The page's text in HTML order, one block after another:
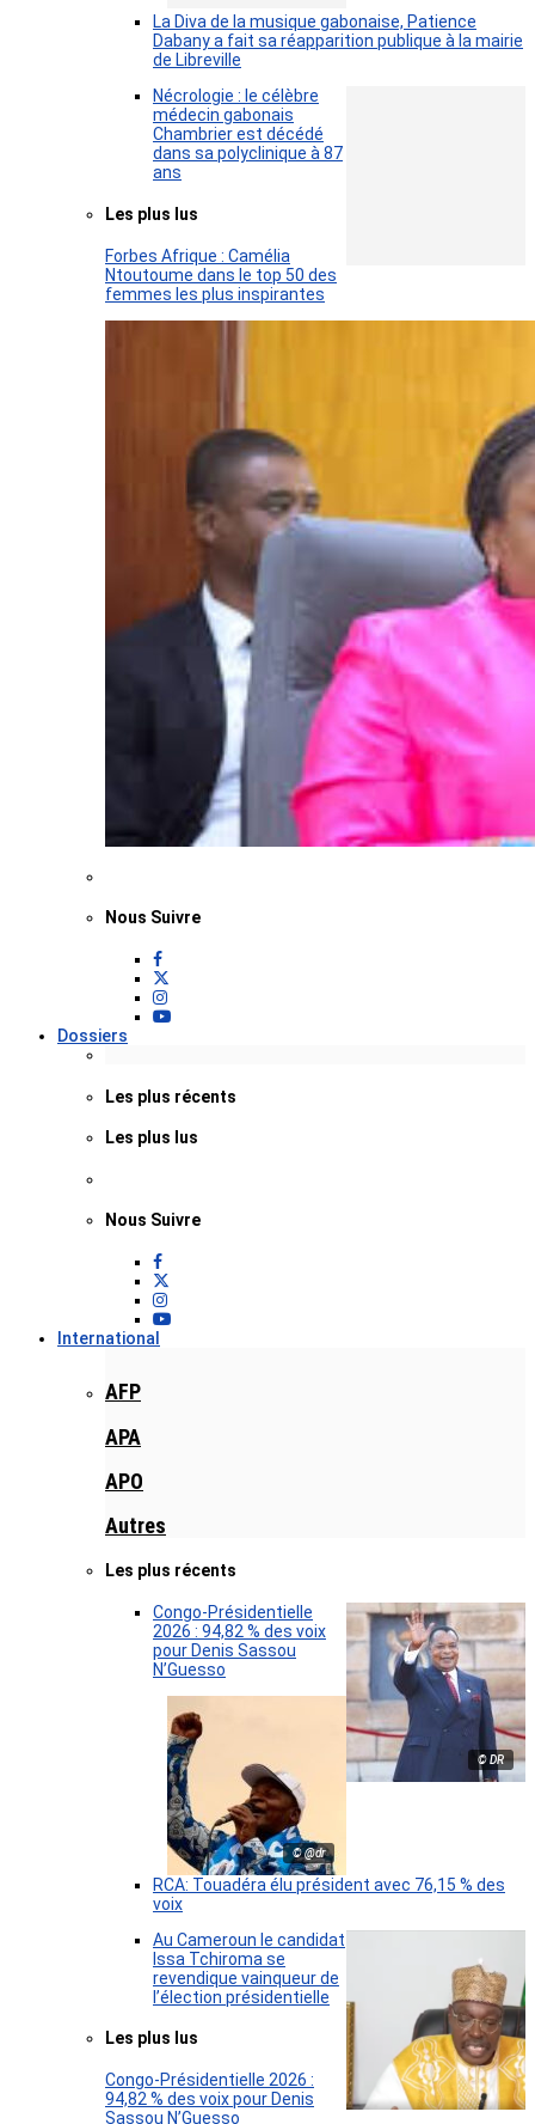
La Diva de la musique gabonaise, Patience
Dabany a fait sa réapparition publique à la mairie
de Libreville
Nécrologie : le célèbre
médecin gabonais
Chambrier est décédé
dans sa polyclinique à 87
ans
Les plus lus
Forbes Afrique : Camélia
Ntoutoume dans le top 50 des
femmes les plus inspirantes
Nous Suivre
Dossiers
Les plus récents
Les plus lus
Nous Suivre
International
AFP
APA
APO
Autres
Les plus récents
© DR
Congo-Présidentielle
2026 : 94,82 % des voix
pour Denis Sassou
N’Guesso
© @dr
RCA: Touadéra élu président avec 76,15 % des
voix
Au Cameroun le candidat
Issa Tchiroma se
revendique vainqueur de
l’élection présidentielle
Les plus lus
Congo-Présidentielle 2026 :
94,82 % des voix pour Denis
Sassou N’Guesso